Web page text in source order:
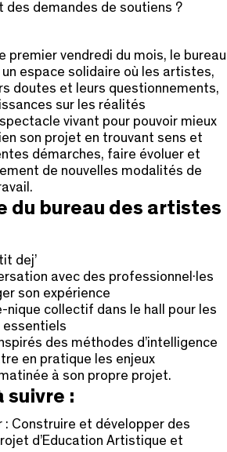
des demandes de soutiens ?
premier vendredi du mois, le bureau
espace solidaire où les artistes,
doutes et leurs questionnements,
sur les réalités
vivant pour pouvoir mieux
son projet en trouvant sens et
démarches, faire évoluer et
de nouvelles modalités de
du bureau des artistes
dej’
avec des professionnel·les
son expérience
nique collectif dans le hall pour les
essentiels
des méthodes d’intelligence
en pratique les enjeux
à son propre projet.
suivre :
: Construire et développer des
d’Education Artistique et